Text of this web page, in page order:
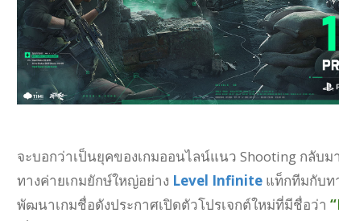
จะบอกว่าเป็นยุคของเกมออนไลน์แนว Shooting กลับม
ทางค่ายเกมยักษ์ใหญ่อย่าง Level Infiniteแท็กทีมกับท
พัฒนาเกมชื่อดังประกาศเปิดตัวโปรเจกต์ใหม่ที่มีชื่อว่า